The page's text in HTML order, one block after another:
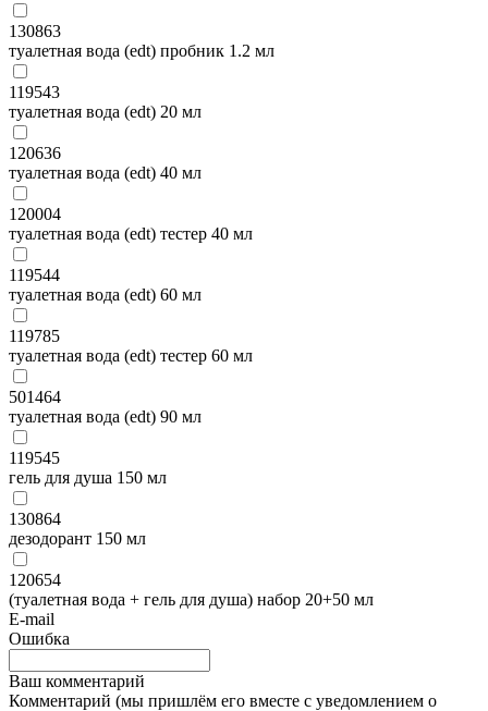
130863
туалетная вода (edt) пробник 1.2 мл
119543
туалетная вода (edt) 20 мл
120636
туалетная вода (edt) 40 мл
120004
туалетная вода (edt) тестер 40 мл
119544
туалетная вода (edt) 60 мл
119785
туалетная вода (edt) тестер 60 мл
501464
туалетная вода (edt) 90 мл
119545
гель для душа 150 мл
130864
дезодорант 150 мл
120654
(туалетная вода + гель для душа) набор 20+50 мл
E-mail
Ошибка
Ваш комментарий
Комментарий (мы пришлём его вместе с уведомлением о